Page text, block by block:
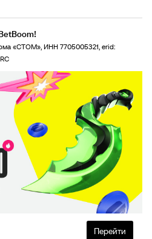
«СТОМ», ИНН 7705005321, erid:
Перейти